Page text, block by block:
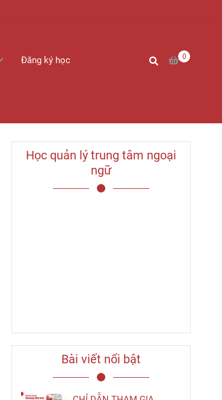
0
Đăng ký học
Học quản lý trung tâm ngoại
ngữ
Bài viết nổi bật